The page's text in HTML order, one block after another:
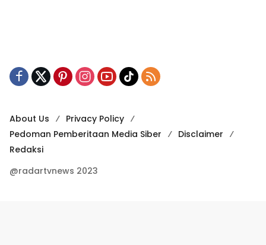
About Us
Privacy Policy
Pedoman Pemberitaan Media Siber
Disclaimer
Redaksi
@radartvnews 2023